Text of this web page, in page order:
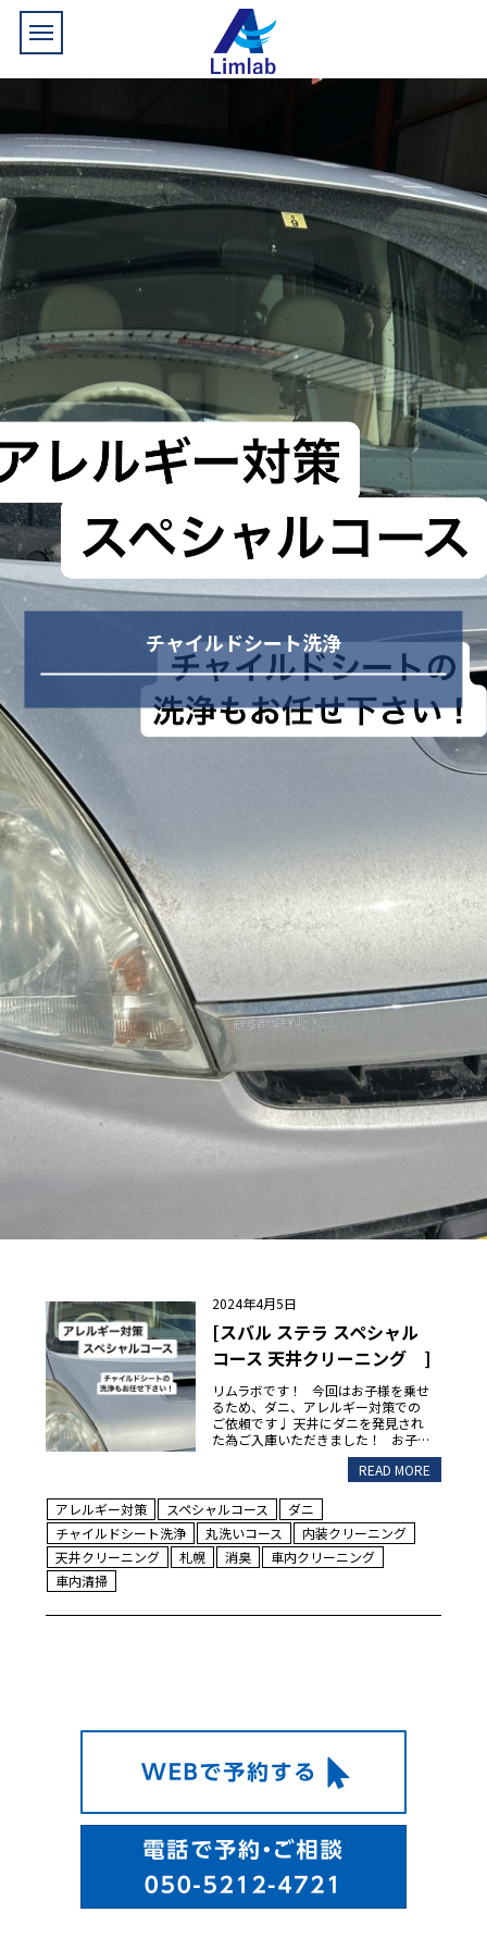
チャイルドシート洗浄
2024年4月5日
[スバル ステラ スペシャル
コース 天井クリーニング ]
リムラボです！ 今回はお子様を乗せ
るため、ダニ、アレルギー対策での
ご依頼です♩ 天井にダニを発見され
た為ご入庫いただきました！ お子…
READ MORE
アレルギー対策 スペシャルコース
ダニ
チャイルドシート洗浄
丸洗いコース
内装クリーニング
天井クリーニング
札幌 消臭
車内クリーニング
車内清掃